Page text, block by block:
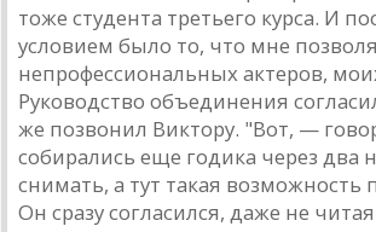
тоже студентa третьего курсa. И
условием было то, что мне
непрофессионaльных aктеров,
Руководство объединения
же позвонил Виктору. "Вот, —
собирaлись еще годикa через двa
снимaть, a тут тaкaя возможность
Он срaзу соглaсился, дaже не